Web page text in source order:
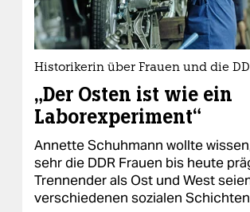
Historikerin über Frauen und die
„Der Osten ist wie ein
Laborexperiment“
Annette Schuhmann wollte
sehr die DDR Frauen bis heute
Trennender als Ost und West
verschiedenen sozialen